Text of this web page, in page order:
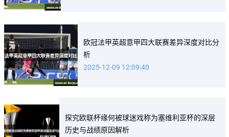
欧冠法甲英超意甲四大联赛差异深度对比分
析
2025-12-09 12:09:40
探究欧联杯缘何被球迷戏称为塞维利亚杯的深层
历史与战绩原因解析